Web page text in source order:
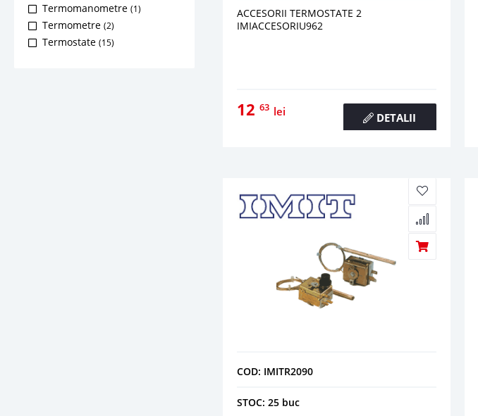
Termomanometre (1)
Termometre (2)
Termostate (15)
ACCESORII TERMOSTATE 2
IMIACCESORIU962
12 63 lei DETALII
COD: IMITR2090
STOC: 25 buc